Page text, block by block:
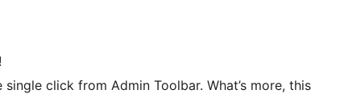
click from Admin Toolbar. What’s more, this